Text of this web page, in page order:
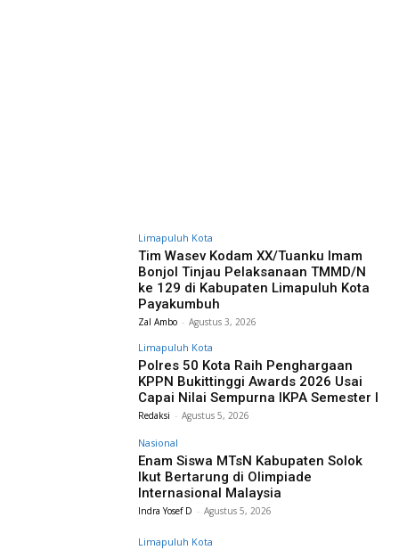
Limapuluh Kota
Tim Wasev Kodam XX/Tuanku Imam
Bonjol Tinjau Pelaksanaan TMMD/N
ke 129 di Kabupaten Limapuluh Kota
Payakumbuh
Zal Ambo - Agustus 3, 2026
Limapuluh Kota
Polres 50 Kota Raih Penghargaan
KPPN Bukittinggi Awards 2026 Usai
Capai Nilai Sempurna IKPA Semester I
Redaksi - Agustus 5, 2026
Nasional
Enam Siswa MTsN Kabupaten Solok
Ikut Bertarung di Olimpiade
Internasional Malaysia
Indra Yosef D - Agustus 5, 2026
Limapuluh Kota